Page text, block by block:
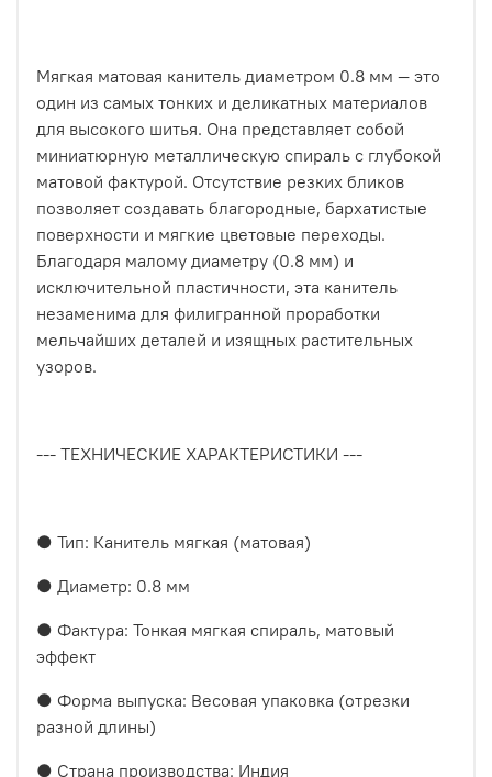
Мягкая матовая канитель диаметром 0.8 мм — это
один из самых тонких и деликатных материалов
для высокого шитья. Она представляет собой
миниатюрную металлическую спираль с глубокой
матовой фактурой. Отсутствие резких бликов
позволяет создавать благородные, бархатистые
поверхности и мягкие цветовые переходы.
Благодаря малому диаметру (0.8 мм) и
исключительной пластичности, эта канитель
незаменима для филигранной проработки
мельчайших деталей и изящных растительных
узоров.
--- ТЕХНИЧЕСКИЕ ХАРАКТЕРИСТИКИ ---
● Тип: Канитель мягкая (матовая)
● Диаметр: 0.8 мм
● Фактура: Тонкая мягкая спираль, матовый
эффект
● Форма выпуска: Весовая упаковка (отрезки
разной длины)
● Страна производства: Индия